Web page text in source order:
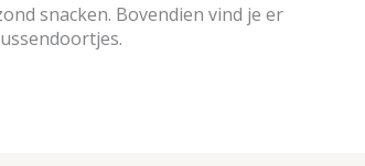
snacken. Bovendien vind je er